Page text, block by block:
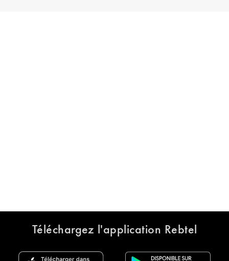
Téléchargez l'application Rebtel